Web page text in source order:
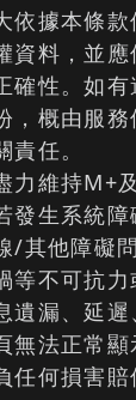
依據本條款
資料，並
確性。如有
，概由服
任。
力維持M+
發生系統障
/其他障礙
等不可抗力
遺漏、延遲
無法正常顯
任何損害賠